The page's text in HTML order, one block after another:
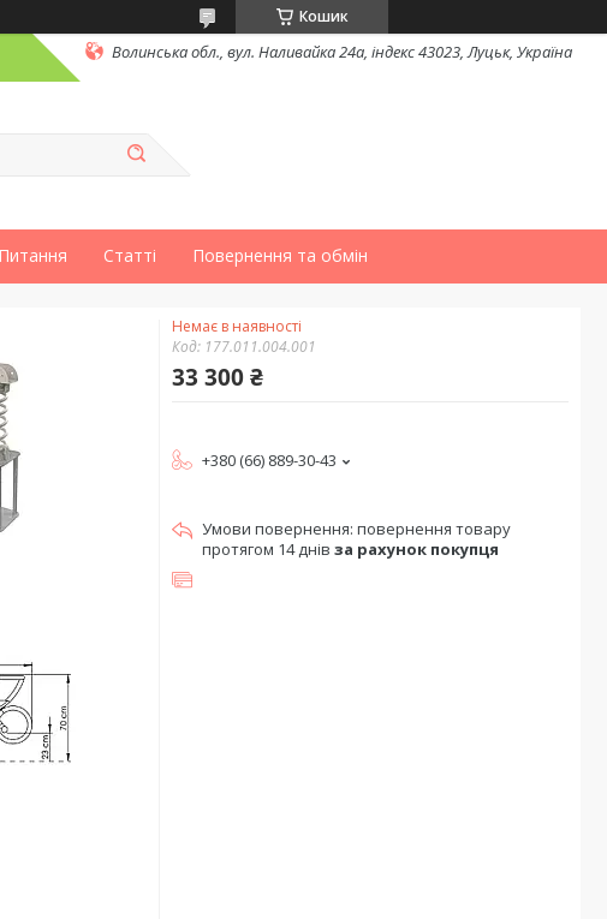
Кошик
Волинська обл., вул. Наливайка 24а, індекс 43023, Луцьк, Україна
Питання Статті Повернення та обмін
Немає в наявності
Код: 177.011.004.001
33 300 ₴
+380 (66) 889-30-43
повернення товару
протягом 14 днів за рахунок покупця